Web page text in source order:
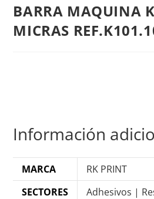
BARRA MAQUINA
MICRAS
Información
MARCA
RK PRINT
SECTORES
Adhesivos |